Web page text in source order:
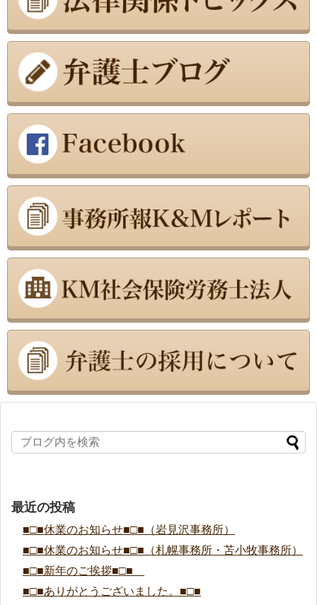
最近の投稿
■□■休業のお知らせ■□■（岩見沢事務所）
■□■休業のお知らせ■□■（札幌事務所・苫小牧事務所）
■□■新年のご挨拶■□■
■□■ありがとうございました。■□■